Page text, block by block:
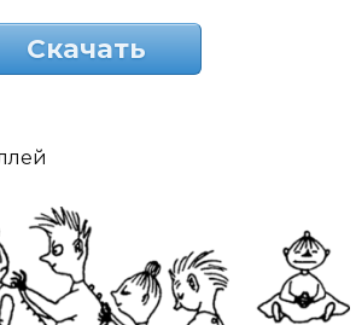
Скачать